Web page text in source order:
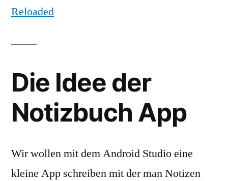
Reloaded
Die Idee der
Notizbuch App
Wir wollen mit dem Android Studio eine
kleine App schreiben mit der man Notizen